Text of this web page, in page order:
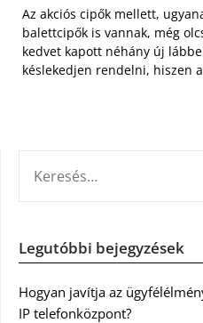
Az akciós cipők mellett,
balettcipők is vannak, még
kedvet kapott néhány új
késlekedjen rendelni, hiszen
Legutóbbi bejegyzések
Hogyan javítja az
IP telefonközpont?